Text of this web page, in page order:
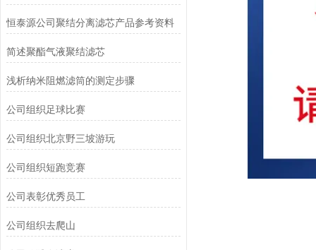
恒泰源公司聚结分离滤芯产品参考资料
简述聚酯气液聚结滤芯
浅析纳米阻燃滤筒的测定步骤
公司组织足球比赛
公司组织北京野三坡游玩
公司组织短跑竞赛
公司表彰优秀员工
公司组织去爬山